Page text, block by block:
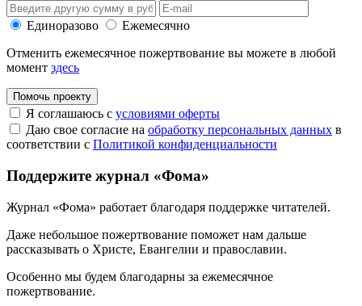
Единоразово
Ежемесячно
Отменить ежемесячное пожертвование вы можете в любой
момент здесь
Помочь проекту
Я соглашаюсь с условиями оферты
Даю свое согласие на обработку персональных данных в
соответствии с Политикой конфиденциальности
Поддержите журнал «Фома»
Журнал «Фома» работает благодаря поддержке читателей.
Даже небольшое пожертвование поможет нам дальше
рассказывать о Христе, Евангелии и православии.
Особенно мы будем благодарны за ежемесячное
пожертвование.